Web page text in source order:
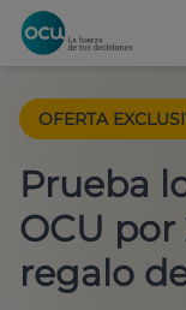
OFERTA
Prueba
OCU
regalo